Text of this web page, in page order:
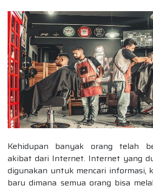
Kehidupan banyak orang telah
akibat dari Internet. Internet yang
digunakan untuk mencari informasi,
baru dimana semua orang bisa